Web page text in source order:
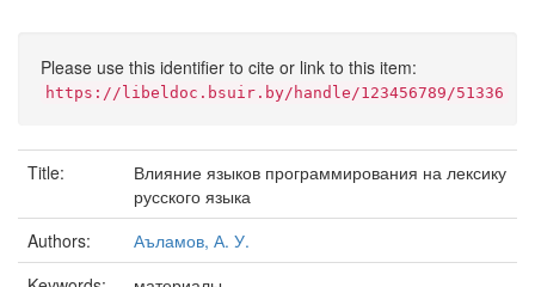
Please use this identifier to cite or link to this item:
https://libeldoc.bsuir.by/handle/123456789/51336
Title:
Влияние языков программирования на лексику
русского языка
Authors:
Аъламов, А. У.